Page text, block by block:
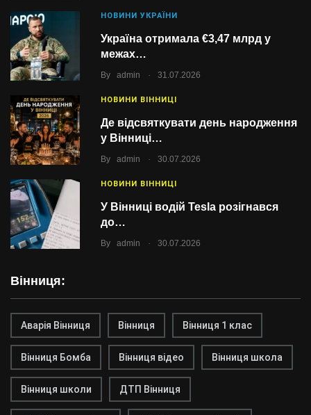
НОВИНИ УКРАЇНИ
Україна отримала €3,47 млрд у
межах…
By admin . 31.07.2026
НОВИНИ ВІННИЦІ
Де відсвяткувати день народження
у Вінниці…
By admin . 30.07.2026
НОВИНИ ВІННИЦІ
У Вінниці водій Tesla розігнався
до…
By admin . 30.07.2026
Вінниця:
Аварія Вінниця Вінниця Вінниця 1 клас
Вінниця Бомба Вінниця відео Вінниця школа
Вінниця школи ДТП Вінниця